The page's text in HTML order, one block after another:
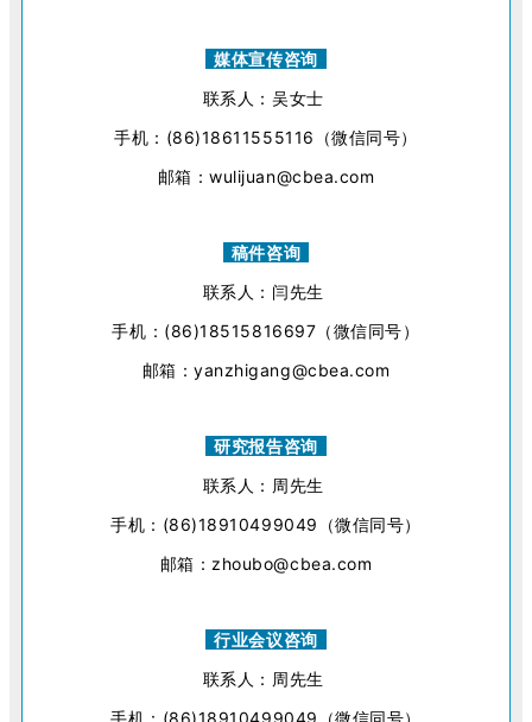
媒体宣传咨询
联系人：吴女士
手机：(86)18611555116（微信同号）
邮箱：wulijuan@cbea.com
稿件咨询
联系人：闫先生
手机：(86)18515816697（微信同号）
邮箱：yanzhigang@cbea.com
研究报告咨询
联系人：周先生
手机：(86)18910499049（微信同号）
邮箱：zhoubo@cbea.com
行业会议咨询
联系人：周先生